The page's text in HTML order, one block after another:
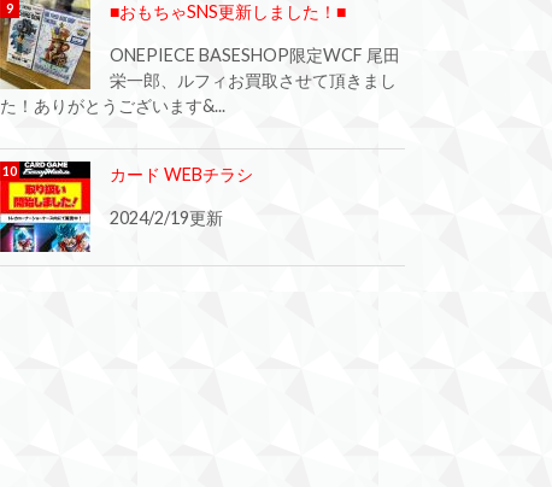
■おもちゃSNS更新しました！■
ONEPIECE BASESHOP限定WCF 尾田
栄一郎、ルフィお買取させて頂きまし
た！ありがとうございます&...
カード WEBチラシ
2024/2/19更新